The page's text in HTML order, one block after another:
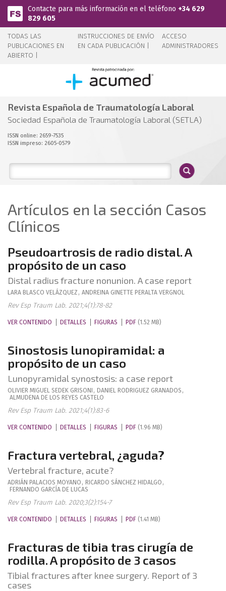
Pasar al contenido principal
Contacte para más información en el teléfono +34 629
829 605
TODAS LAS
PUBLICACIONES EN
ABIERTO |
INSTRUCCIONES DE ENVÍO
EN CADA PUBLICACIÓN |
ACCESO
ADMINISTRADORES
Revista Española de Traumatología Laboral
Sociedad Española de Traumatología Laboral (SETLA)
ISSN online: 2659-7535
ISSN impreso: 2605-0579
Artículos en la sección Casos
Clínicos
Pseudoartrosis de radio distal. A
propósito de un caso
Distal radius fracture nonunion. A case report
LARA BLASCO VELÁZQUEZ , ANDREINA GINETTE PERALTA VERGNOL
Rev Esp Traum Lab. 2021;4(1):78-82
VER CONTENIDO DETALLES FIGURAS PDF (1.52 MB)
Sinostosis lunopiramidal: a
propósito de un caso
Lunopyramidal synostosis: a case report
OLIVIER MIGUEL SEDEK GRISONI , DANIEL RODRIGUEZ GRANADOS ,
ALMUDENA DE LOS REYES CASTELO
Rev Esp Traum Lab. 2021;4(1):83-6
VER CONTENIDO DETALLES FIGURAS PDF (1.96 MB)
Fractura vertebral, ¿aguda?
Vertebral fracture, acute?
ADRIÁN PALACIOS MOYANO , RICARDO SÁNCHEZ HIDALGO ,
FERNANDO GARCÍA DE LUCAS
Rev Esp Traum Lab. 2020;3(2):154-7
VER CONTENIDO DETALLES FIGURAS PDF (1.41 MB)
Fracturas de tibia tras cirugía de
rodilla. A propósito de 3 casos
Tibial fractures after knee surgery. Report of 3
cases